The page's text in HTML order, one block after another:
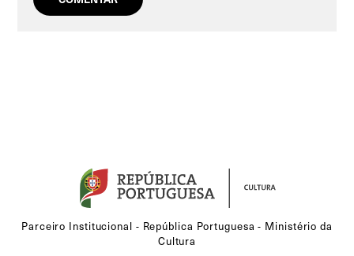
Parceiro Institucional - República Portuguesa - Ministério da
Cultura